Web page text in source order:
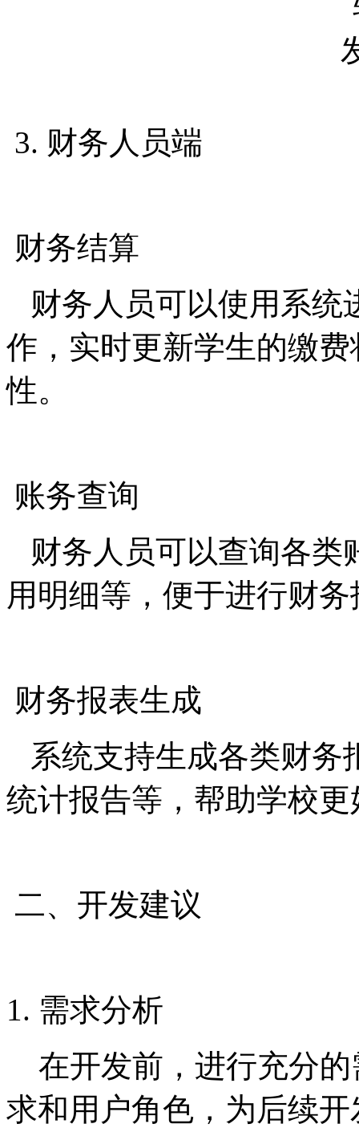
3. 财务人员端
财务结算
财务人员可以使用系统
作，实时更新学生的缴
性。
账务查询
财务人员可以查询各类
用明细等，便于进行财
财务报表生成
系统支持生成各类财务
统计报告等，帮助学校
二、开发建议
1. 需求分析
在开发前，进行充分的
求和用户角色，为后续